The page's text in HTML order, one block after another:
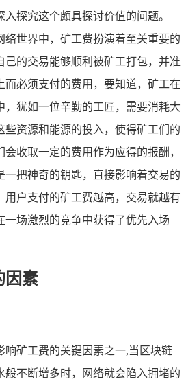
探究这个颇具探讨价值的问题。
络世界中，矿工费扮演着至关重要的
己的交易能够顺利被矿工打包，并准
而必须支付的费用，要知道，矿工在
，犹如一位辛勤的工匠，需要消耗大
些资源和能源的投入，使得矿工们的
收取一定的费用作为应得的报酬，
一把神奇的钥匙，直接影响着交易的
用户支付的矿工费越高，交易就越有
一场激烈的竞争中获得了优先入场
因素
响矿工费的关键因素之一,当区块链
般不断增多时，网络就会陷入拥堵的